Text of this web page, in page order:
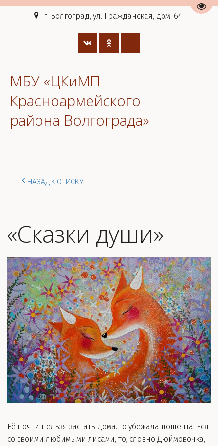
г. Волгоград, ул. Гражданская, дом. 64
МБУ «ЦКиМП
Красноармейского
района Волгограда»
НАЗАД К СПИСКУ
«Сказки души»
Её почти нельзя застать дома. То убежала пошептаться
со своими любимыми лисами, то, словно Дюймовочка,